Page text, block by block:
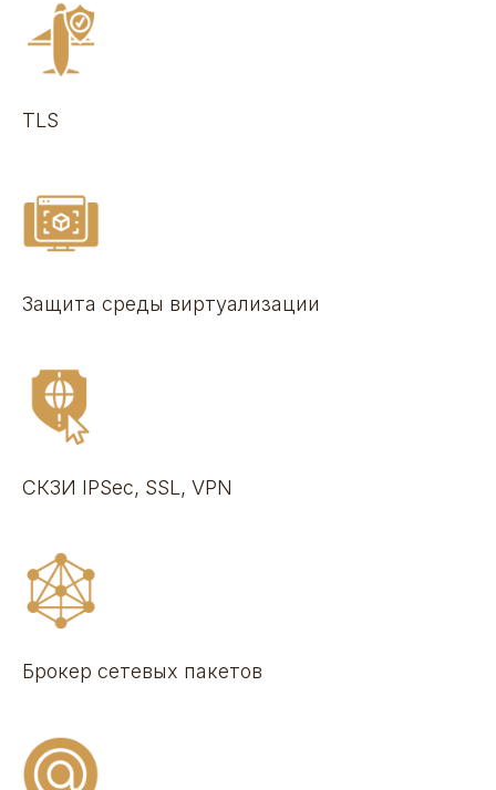
TLS
Защита среды виртуализации
СКЗИ IPSec, SSL, VPN
Брокер сетевых пакетов